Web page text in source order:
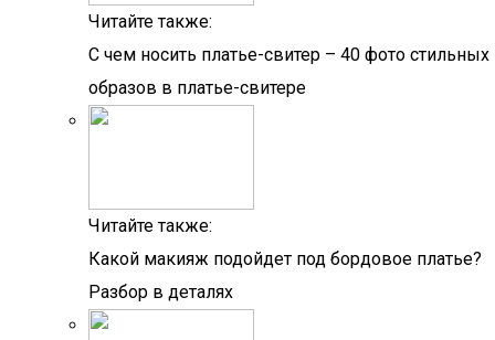
Читайте также:
С чем носить платье-свитер – 40 фото стильных
образов в платье-свитере
Читайте также:
Какой макияж подойдет под бордовое платье?
Разбор в деталях